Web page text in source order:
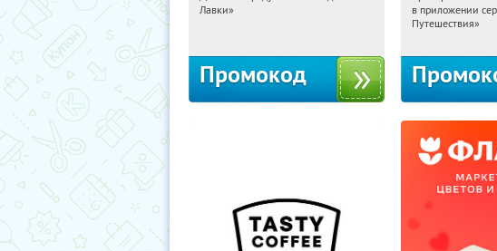
Лавки»
Промокод
Россия
в приложении
Путешествия»